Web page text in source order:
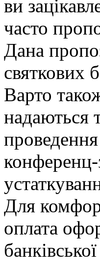
ви
часто
Дана
святкових
Варто
надаються
конференц-
Для
оплата